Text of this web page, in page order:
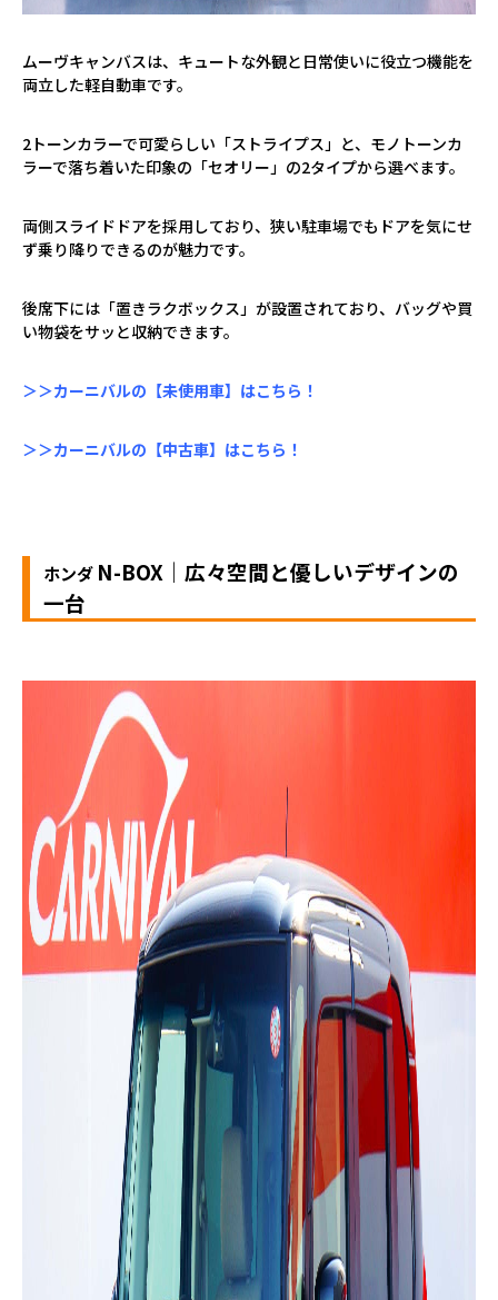
ムーヴキャンバスは、キュートな外観と日常使いに役立つ機能を
両立した軽自動車です。
2トーンカラーで可愛らしい「ストライプス」と、モノトーンカ
ラーで落ち着いた印象の「セオリー」の2タイプから選べます。
両側スライドドアを採用しており、狭い駐車場でもドアを気にせ
ず乗り降りできるのが魅力です。
後席下には「置きラクボックス」が設置されており、バッグや買
い物袋をサッと収納できます。
＞＞カーニバルの【未使用車】はこちら！
＞＞カーニバルの【中古車】はこちら！
ホンダ N-BOX ｜広々空間と優しいデザインの
一台